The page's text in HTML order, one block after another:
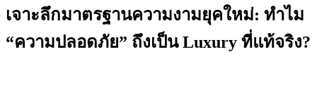
เจาะลึกมาตรฐานความงามยุคใหม่: ทำไม
“ความปลอดภัย” ถึงเป็น Luxury ที่แท้จริง?